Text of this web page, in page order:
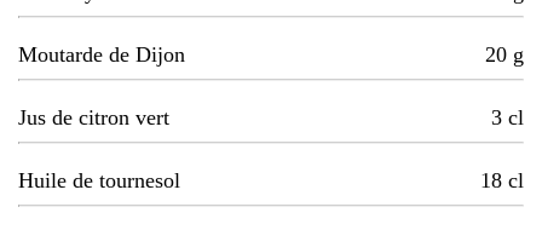
Moutarde de Dijon 20 g
Jus de citron vert 3 cl
Huile de tournesol 18 cl